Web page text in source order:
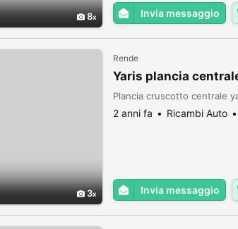
8 Invia messaggio
3
Rende
Yaris plancia
Plancia cruscotto centrale
2 anni fa Ricambi Auto
Invia messaggio